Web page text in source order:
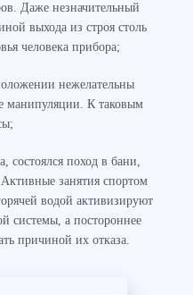
Даже незначительный
выхода из строя столь
человека прибора;
нежелательны
манипуляции. К таковым
состоялся поход в бани,
занятия спортом
водой активизируют
системы, а постороннее
причиной их отказа.